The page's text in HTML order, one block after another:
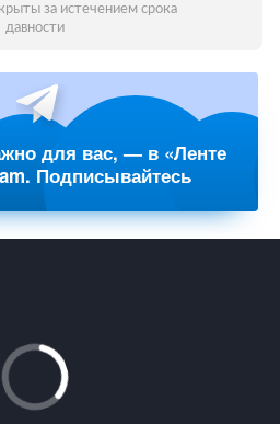
за истечением срока
давности
для вас, — в «Ленте
Подписывайтесь